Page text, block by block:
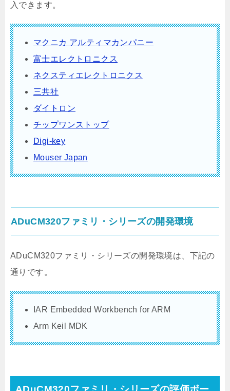
入できます。
マクニカ アルティマカンパニー
富士エレクトロニクス
ネクスティエレクトロニクス
三共社
ダイトロン
チップワンストップ
Digi-key
Mouser Japan
ADuCM320ファミリ・シリーズの開発環境
ADuCM320ファミリ・シリーズの開発環境は、下記の
通りです。
IAR Embedded Workbench for ARM
Arm Keil MDK